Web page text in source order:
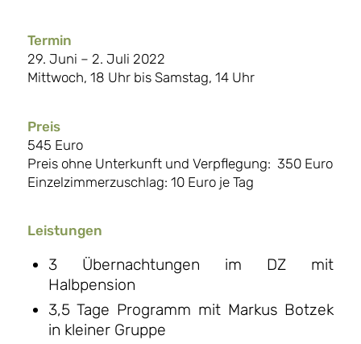
Termin
29. Juni – 2. Juli 2022
Mittwoch, 18 Uhr bis Samstag, 14 Uhr
Preis
545 Euro
Preis ohne Unterkunft und Verpflegung: 350 Euro
Einzelzimmerzuschlag: 10 Euro je Tag
Leistungen
3 Übernachtungen im DZ mit
Halbpension
3,5 Tage Programm mit Markus Botzek
in kleiner Gruppe